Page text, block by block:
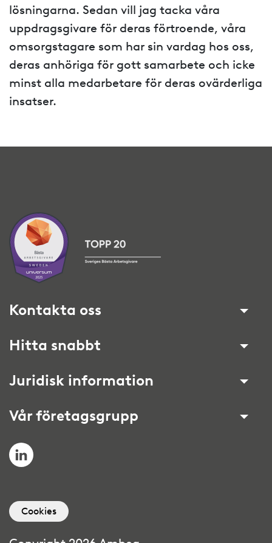
lösningarna. Sedan vill jag tacka våra
uppdragsgivare för deras förtroende, våra
omsorgstagare som har sin vardag hos oss,
deras anhöriga för gott samarbete och icke
minst alla medarbetare för deras ovärderliga
insatser.
Kontakta oss
Hitta snabbt
Juridisk information
Vår företagsgrupp
LinkedIn
Cookies